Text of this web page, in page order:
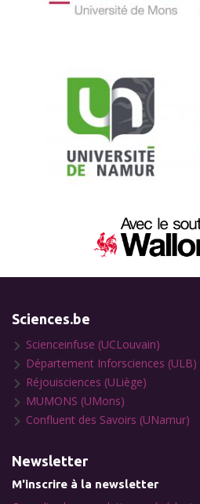
Sciences.be
Scienceinfuse (UCLouvain)
Département Inforsciences (ULB)
Réjouisciences (ULiège)
MUMONS (UMons)
Confluent des Savoirs (UNamur)
Newsletter
M'inscrire à la newsletter